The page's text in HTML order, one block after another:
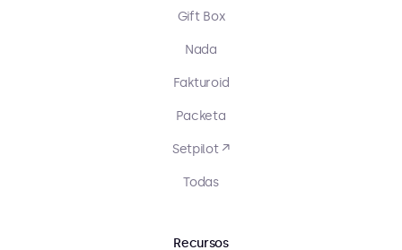
Gift Box
Nada
Fakturoid
Packeta
Setpilot ↗
Todas
Recursos